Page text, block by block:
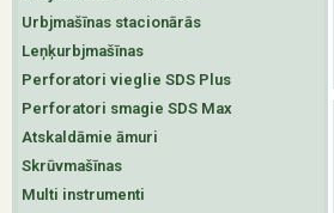
Urbjmašīnas stacionārās
Leņķurbjmašīnas
Perforatori vieglie SDS Plus
Perforatori smagie SDS Max
Atskaldāmie āmuri
Skrūvmašīnas
Multi instrumenti